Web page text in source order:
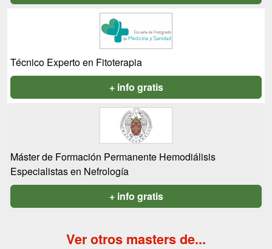
Técnico Experto en Fitoterapia
+ info gratis
Máster de Formación Permanente Hemodiálisis
Especialistas en Nefrología
+ info gratis
Ver otros masters de...